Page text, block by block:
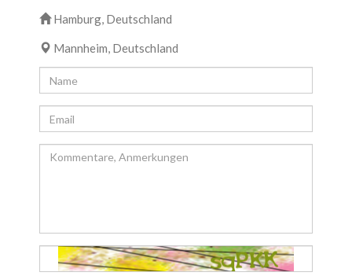
Hamburg, Deutschland
Mannheim, Deutschland